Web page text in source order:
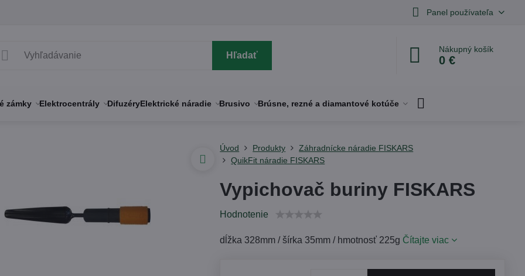
Panel používateľa
Hľadať
Nákupný košík
0 €
zámky Elektrocentrály DifuzéryElektrické náradie Brusivo Brúsne, rezné a diamantové kotúče
Úvod Produkty
Záhradnícke náradie FISKARS
QuikFit náradie FISKARS
Vypichovač buriny FISKARS
Hodnotenie
dĺžka 328mm / šírka 35mm / hmotnosť 225g Čítajte viac